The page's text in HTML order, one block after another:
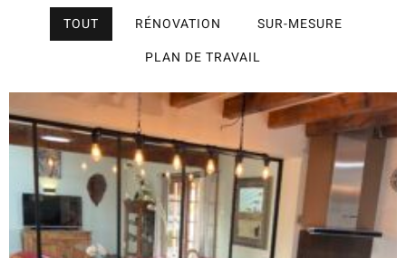
TOUT RÉNOVATION
SUR-MESURE
PLAN DE TRAVAIL